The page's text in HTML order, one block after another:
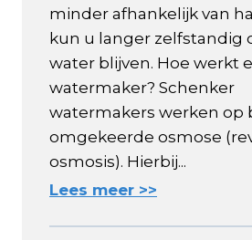
minder afhankelijk van
kun u langer zelfstandig
water blijven. Hoe werkt
watermaker? Schenker
watermakers werken op
omgekeerde osmose
osmosis). Hierbij...
Lees meer >>